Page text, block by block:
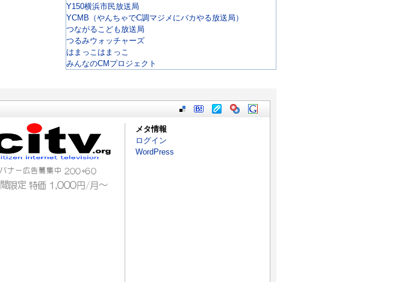
Y150横浜市民放送局
YCMB（やんちゃでC調マジメにバカやる放送局）
つながるこども放送局
つるみウォッチャーズ
はまっこはまっこ
みんなのCMプロジェクト
メタ情報
ログイン
WordPress